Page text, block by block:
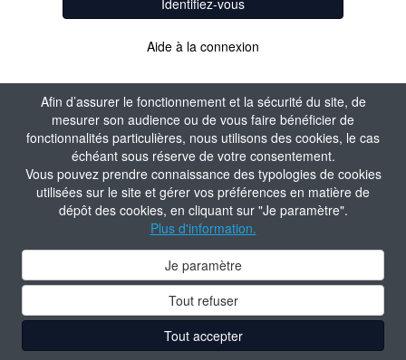
Afin d’assurer le fonctionnement et la sécurité du site, de
mesurer son audience ou de vous faire bénéficier de
fonctionnalités particulières, nous utilisons des cookies, le cas
échéant sous réserve de votre consentement.
Vous pouvez prendre connaissance des typologies de cookies
utilisées sur le site et gérer vos préférences en matière de
dépôt des cookies, en cliquant sur "Je paramètre".
Plus d'information.
Je paramètre
Tout refuser
Tout accepter
Identifiez-vous
Aide à la connexion